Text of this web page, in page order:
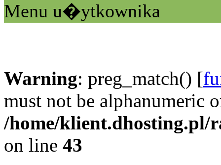
Menu u�ytkownika
Warning: preg_match() [
must not be alphanumeric
/home/klient.dhosting.pl/
on line 43